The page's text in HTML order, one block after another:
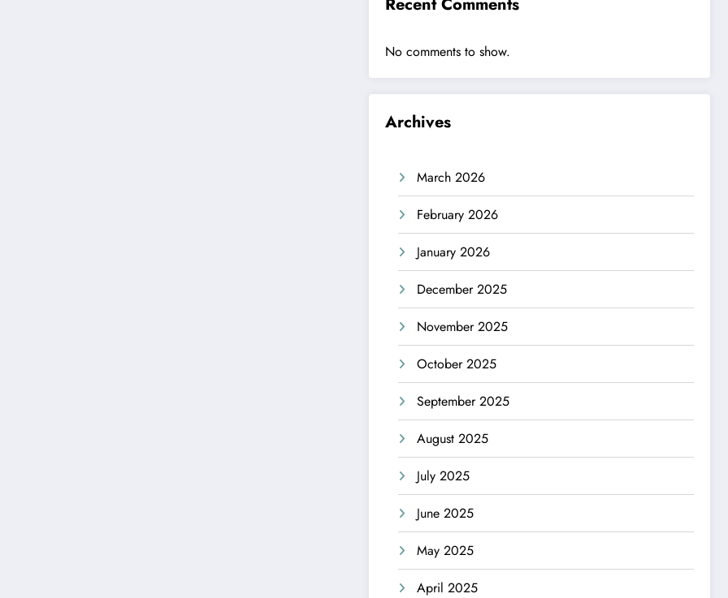
No comments to show.
Archives
March 2026
February 2026
January 2026
December 2025
November 2025
October 2025
September 2025
August 2025
July 2025
June 2025
May 2025
April 2025